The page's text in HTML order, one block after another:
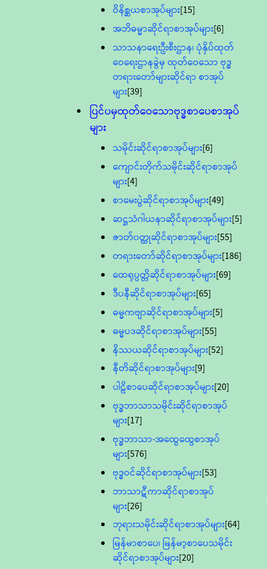
ဝိနိစ္ဆယစာအုပ်များ[15]
အဘိဓမ္မာဆိုင်ရာစာအုပ်များ[6]
သာသနာရေးဦးစီးဌာန၊ ပုံနှိပ်ထုတ်
ဝေရေးဌာနခွဲမှ ထုတ်ဝေသော ဗုဒ္ဓ
တရားတော်များဆိုင်ရာ စာအုပ်
များ[39]
ပြင်ပမှထုတ်ဝေသောဗုဒ္ဓစာပေစာအုပ်
များ
သမိုင်းဆိုင်ရာစာအုပ်များ[6]
ကျောင်းတိုက်သမိုင်းဆိုင်ရာစာအုပ်
များ[4]
စာမေးပွဲဆိုင်ရာစာအုပ်များ[49]
ဆဋ္ဌသံဂါယနာဆိုင်ရာစာအုပ်များ[5]
ဇာတ်၀တ္ထုဆိုင်ရာစာအုပ်များ[55]
တရားတော်ဆိုင်ရာစာအုပ်များ[186]
ထေရုပ္ပတ္တိဆိုင်ရာစာအုပ်များ[69]
ဒီပနီဆိုင်ရာစာအုပ်များ[65]
ဓမ္မကဗျာဆိုင်ရာစာအုပ်များ[5]
ဓမ္မပဒဆိုင်ရာစာအုပ်များ[55]
နိဿယဆိုင်ရာစာအုပ်များ[52]
နီတိဆိုင်ရာစာအုပ်များ[9]
ပါဠိစာပေဆိုင်ရာစာအုပ်များ[20]
ဗုဒ္ဓဘာသာသမိုင်းဆိုင်ရာစာအုပ်
များ[17]
ဗုဒ္ဓဘာသာ-အထွေထွေစာအုပ်
များ[576]
ဗုဒ္ဓဝင်ဆိုင်ရာစာအုပ်များ[53]
ဘာသာဋီကာဆိုင်ရာစာအုပ်
များ[26]
ဘုရားသမိုင်းဆိုင်ရာစာအုပ်များ[64]
မြန်မာစာပေ၊ မြန်မာ့စာပေသမိုင်း
ဆိုင်ရာစာအုပ်များ[20]